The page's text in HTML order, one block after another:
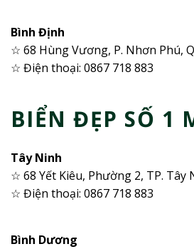
Bình Định
☆ 68 Hùng Vương, P. Nhơn Phú,
☆ Điện thoại: 0867 718 883
BIỂN ĐẸP SỐ 1
Tây Ninh
☆ 68 Yết Kiêu, Phường 2, TP. Tây
☆ Điện thoại: 0867 718 883
Bình Dương